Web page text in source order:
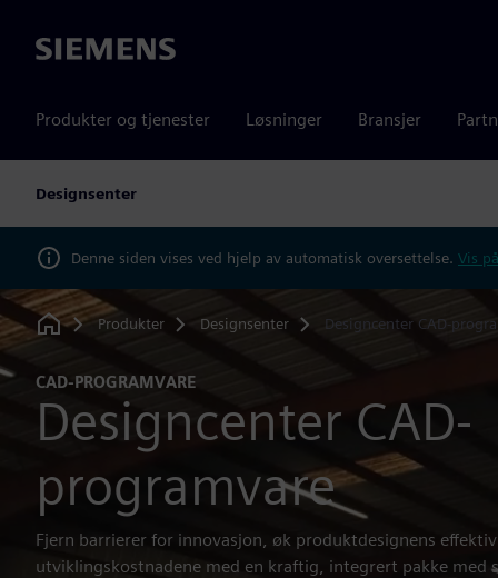
Siemens
Produkter og tjenester Løsninger Bransjer
Designsenter
Denne siden vises ved hjelp av automatisk oversettelse. Vis
Home
Produkter Designsenter Designcenter CAD-
CAD-PROGRAMVARE
Designcenter CAD-
programvare
Fjern barrierer for innovasjon, øk produktdesignens
utviklingskostnadene med en kraftig, integrert pakke med